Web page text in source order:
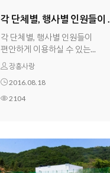
각 단체별, 행사별 인원들이 ...
각 단체별, 행사별 인원들이
편안하게 이용하실 수 있는...
장흥사랑
2016.08.18
2104